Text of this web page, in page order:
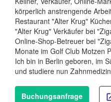
körperlich anstrengende
Restaurant "Alter Krug"
"Alter Krug" Verkäufer bei
Online-Shop-Betreuer bei
Monate im Golf Club Motzen
Ich bin in Berlin geboren, im
und studiere nun
Buchungsanfrage